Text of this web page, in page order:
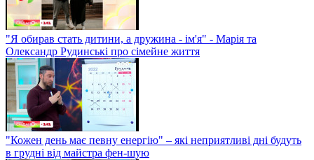
"Я обирав стать дитини, а дружина - ім'я" - Марія та
Олександр Рудинські про сімейне життя
"Кожен день має певну енергію" – які неприятливі дні будуть
в грудні від майстра фен-шую